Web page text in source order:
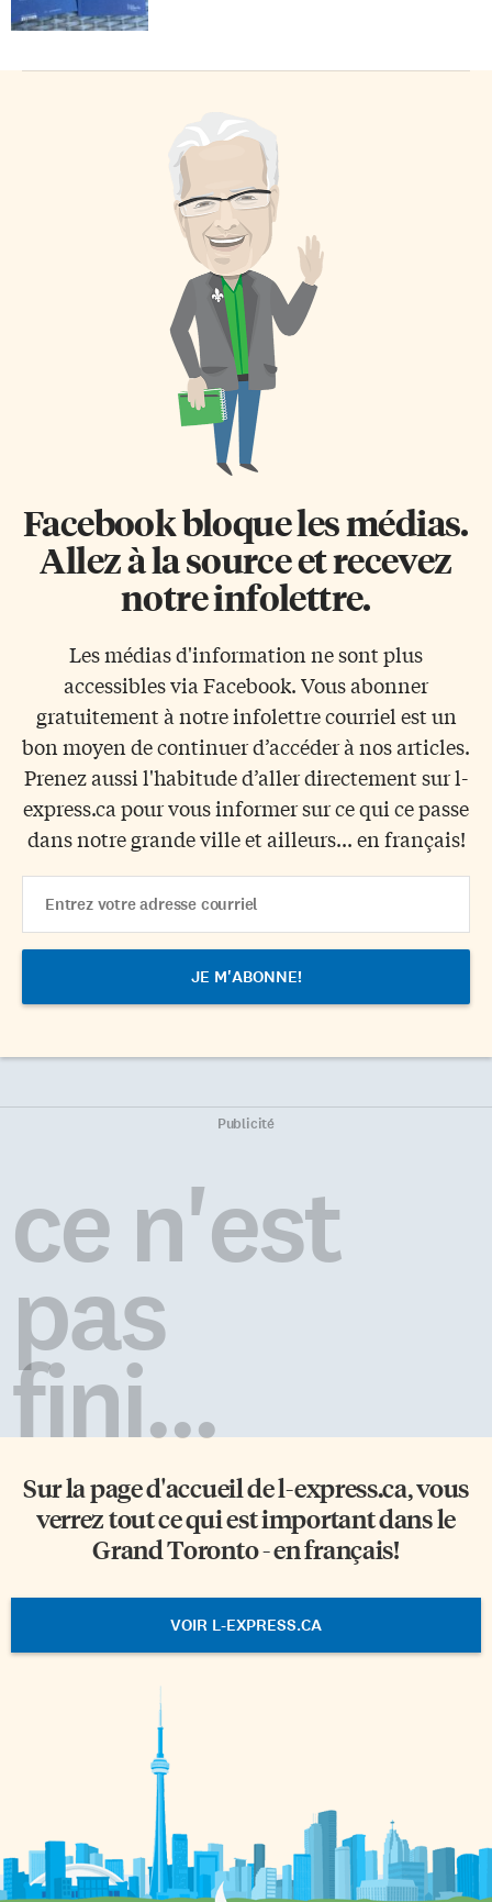
Facebook bloque les médias.
Allez à la source et recevez
notre infolettre.
Les médias d'information ne sont plus
accessibles via Facebook. Vous abonner
gratuitement à notre infolettre courriel est un
bon moyen de continuer d’accéder à nos articles.
Prenez aussi l'habitude d’aller directement sur l-
express.ca pour vous informer sur ce qui ce passe
dans notre grande ville et ailleurs... en français!
Address
Publicité
ce n'est
pas
fini...
Sur la page d'accueil del-express.ca, vous
verrez tout ce qui est important dans le
Grand Toronto - en français!
VOIR L-EXPRESS.CA